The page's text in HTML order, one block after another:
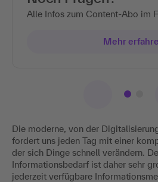
Die moderne, von der
fordert uns jeden Tag mit einer
der sich Dinge schnell verändern.
Informationsbedarf ist daher sehr
jederzeit verfügbare
Alle Infos zum Content-Abo im
Mehr